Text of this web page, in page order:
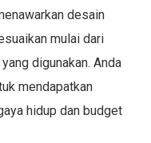
desain
mulai dari
digunakan. Anda
mendapatkan
hidup dan budget